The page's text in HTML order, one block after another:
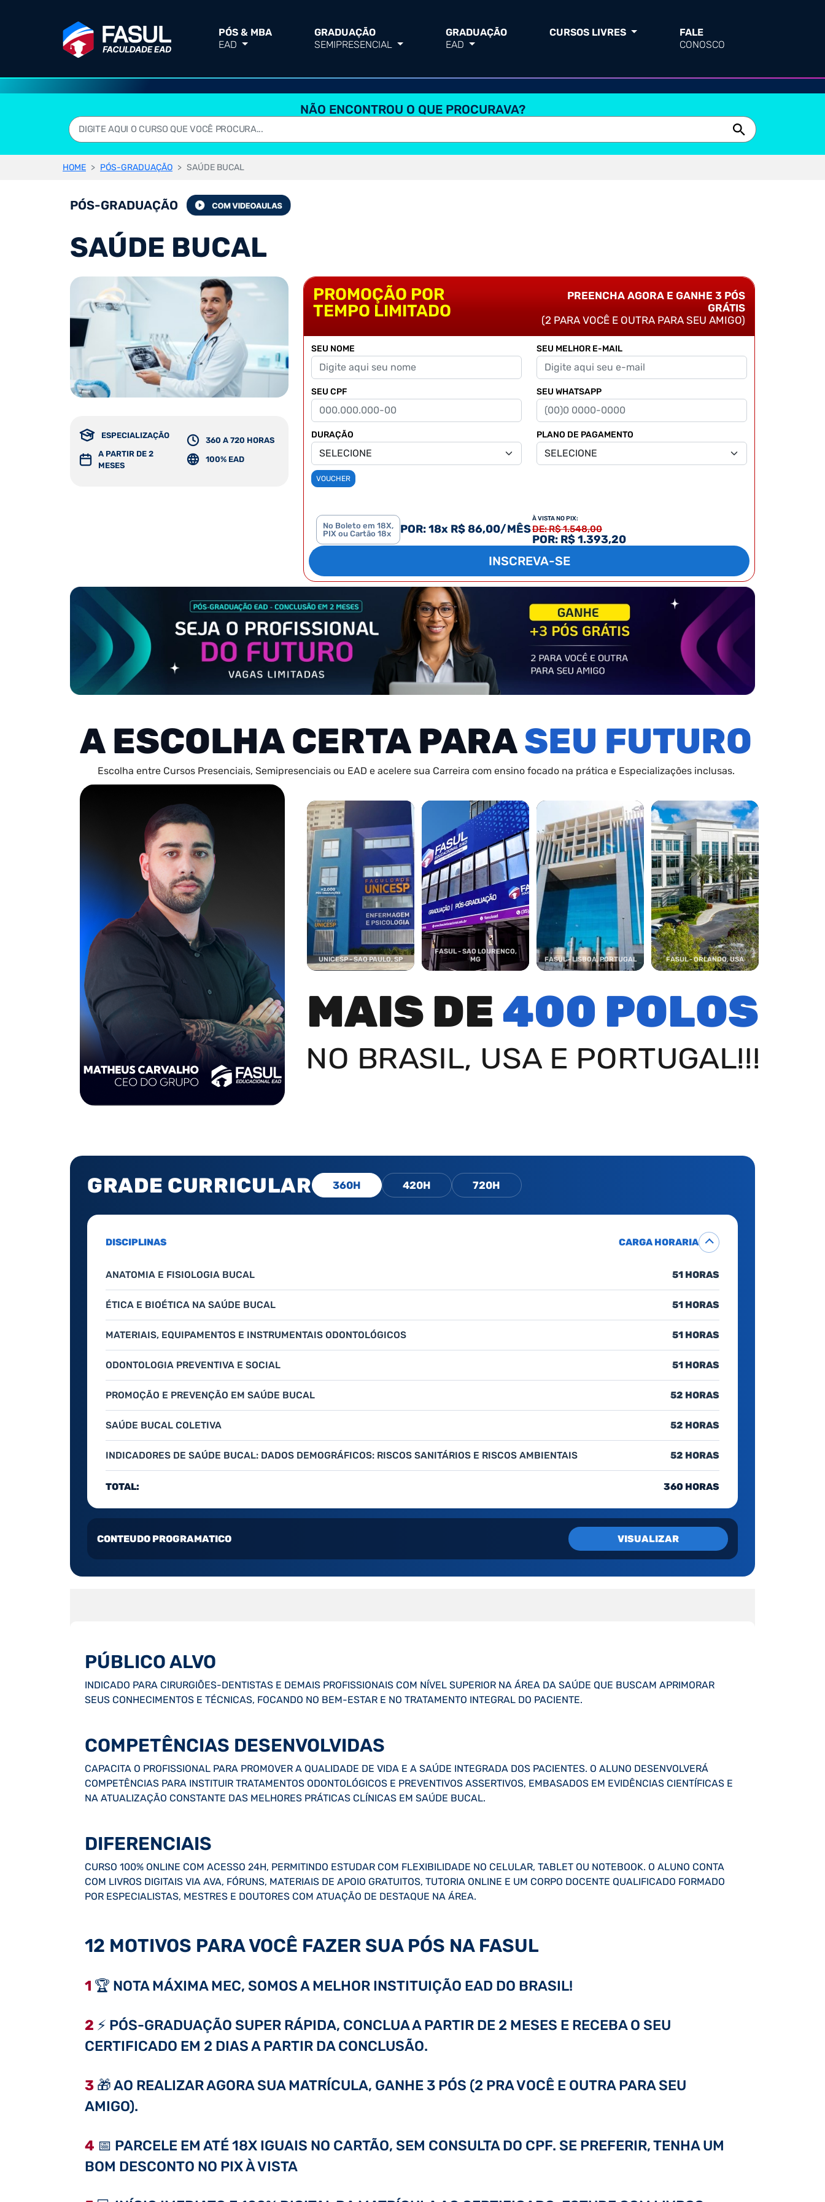
PÓS & MBA
EAD
GRADUAÇÃO
SEMIPRESENCIAL
GRADUAÇÃO
EAD
CURSOS LIVRES
FALE
CONOSCO
NÃO ENCONTROU O QUE PROCURAVA?
HOME PÓS-GRADUAÇÃO SAÚDE BUCAL
PÓS-GRADUAÇÃO
SAÚDE BUCAL
ESPECIALIZAÇÃO
A PARTIR DE 2
MESES
360 A 720 HORAS
100% EAD
PROMOÇÃO POR
TEMPO LIMITADO
PREENCHA AGORA E GANHE 3 PÓS
GRÁTIS
(2 PARA VOCÊ E OUTRA PARA SEU AMIGO)
SEU NOME
SEU CPF
SEU MELHOR E-MAIL
SEU WHATSAPP
DURAÇÃO PLANO DE PAGAMENTO
VOUCHER
No Boleto em 18X,
PIX ou Cartão 18x
POR: 18x R$ 86,00/MÊS
À VISTA NO PIX:
DE: R$ 1.548,00
POR: R$ 1.393,20
INSCREVA-SE
A ESCOLHA CERTA PARASEU FUTURO
Escolha entre Cursos Presenciais, Semipresenciais ou EAD e acelere sua Carreira com ensino focado na prática e Especializações inclusas.
UNICESP - SAO PAULO, SP
FASUL - SAO LOURENCO,
MG
FASUL - LISBOA, PORTUGAL FASUL - ORLANDO, USA
MAIS DE 400 POLOS
NO BRASIL, USA E PORTUGAL!!!
GRADE CURRICULAR 360H 420H 720H
DISCIPLINAS CARGA HORARIA
ANATOMIA E FISIOLOGIA BUCAL 51 HORAS
ÉTICA E BIOÉTICA NA SAÚDE BUCAL 51 HORAS
MATERIAIS, EQUIPAMENTOS E INSTRUMENTAIS ODONTOLÓGICOS 51 HORAS
ODONTOLOGIA PREVENTIVA E SOCIAL 51 HORAS
PROMOÇÃO E PREVENÇÃO EM SAÚDE BUCAL 52 HORAS
SAÚDE BUCAL COLETIVA 52 HORAS
INDICADORES DE SAÚDE BUCAL: DADOS DEMOGRÁFICOS: RISCOS SANITÁRIOS E RISCOS AMBIENTAIS 52 HORAS
TOTAL: 360 HORAS
CONTEUDO PROGRAMATICO VISUALIZAR
PÚBLICO ALVO
INDICADO PARA CIRURGIÕES-DENTISTAS E DEMAIS PROFISSIONAIS COM NÍVEL SUPERIOR NA ÁREA DA SAÚDE QUE BUSCAM APRIMORAR
SEUS CONHECIMENTOS E TÉCNICAS, FOCANDO NO BEM-ESTAR E NO TRATAMENTO INTEGRAL DO PACIENTE.
COMPETÊNCIAS DESENVOLVIDAS
CAPACITA O PROFISSIONAL PARA PROMOVER A QUALIDADE DE VIDA E A SAÚDE INTEGRADA DOS PACIENTES. O ALUNO DESENVOLVERÁ
COMPETÊNCIAS PARA INSTITUIR TRATAMENTOS ODONTOLÓGICOS E PREVENTIVOS ASSERTIVOS, EMBASADOS EM EVIDÊNCIAS CIENTÍFICAS E
NA ATUALIZAÇÃO CONSTANTE DAS MELHORES PRÁTICAS CLÍNICAS EM SAÚDE BUCAL.
DIFERENCIAIS
CURSO 100% ONLINE COM ACESSO 24H, PERMITINDO ESTUDAR COM FLEXIBILIDADE NO CELULAR, TABLET OU NOTEBOOK. O ALUNO CONTA
COM LIVROS DIGITAIS VIA AVA, FÓRUNS, MATERIAIS DE APOIO GRATUITOS, TUTORIA ONLINE E UM CORPO DOCENTE QUALIFICADO FORMADO
POR ESPECIALISTAS, MESTRES E DOUTORES COM ATUAÇÃO DE DESTAQUE NA ÁREA.
12 MOTIVOS PARA VOCÊ FAZER SUA PÓS NA FASUL
1 🏆 NOTA MÁXIMA MEC, SOMOS A MELHOR INSTITUIÇÃO EAD DO BRASIL!
2 ⚡ PÓS-GRADUAÇÃO SUPER RÁPIDA, CONCLUA A PARTIR DE 2 MESES E RECEBA O SEU
CERTIFICADO EM 2 DIAS A PARTIR DA CONCLUSÃO.
3 🎁 AO REALIZAR AGORA SUA MATRÍCULA, GANHE 3 PÓS (2 PRA VOCÊ E OUTRA PARA SEU
AMIGO).
4 📅 PARCELE EM ATÉ 18X IGUAIS NO CARTÃO, SEM CONSULTA DO CPF. SE PREFERIR, TENHA UM
BOM DESCONTO NO PIX À VISTA